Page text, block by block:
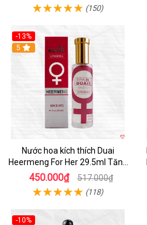
(150)
-13%
Hot
5
Nước hoa kích thích Duai
Heermeng For Her 29.5ml Tăng
hưng phấn
450.000₫ 517.000₫
(118)
-10%